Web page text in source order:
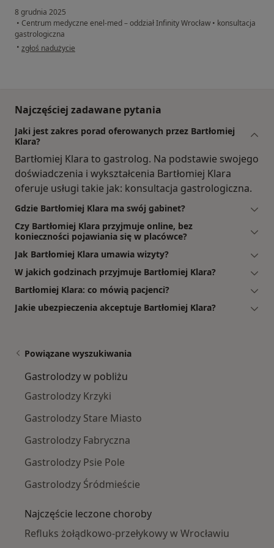
8 grudnia 2025
• Centrum medyczne enel-med – oddział Infinity Wrocław • konsultacja
gastrologiczna
• w opinii użytkownika Marta Zatorska
zgłoś nadużycie
Najczęściej zadawane pytania
Jaki jest zakres porad oferowanych przez Bartłomiej
Klara?
Bartłomiej Klara to gastrolog. Na podstawie swojego
doświadczenia i wykształcenia Bartłomiej Klara
oferuje usługi takie jak: konsultacja gastrologiczna.
Gdzie Bartłomiej Klara ma swój gabinet?
Czy Bartłomiej Klara przyjmuje online, bez
konieczności pojawiania się w placówce?
Jak Bartłomiej Klara umawia wizyty?
W jakich godzinach przyjmuje Bartłomiej Klara?
Bartłomiej Klara: co mówią pacjenci?
Jakie ubezpieczenia akceptuje Bartłomiej Klara?
Powiązane wyszukiwania
Gastrolodzy w pobliżu
Gastrolodzy Krzyki
Gastrolodzy Stare Miasto
Gastrolodzy Fabryczna
Gastrolodzy Psie Pole
Gastrolodzy Śródmieście
Najczęście leczone choroby
Refluks żołądkowo-przełykowy w Wrocławiu